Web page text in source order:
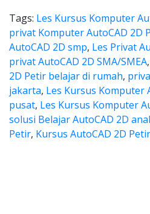
Tags: Les Kursus Komputer
privat Komputer AutoCAD 2D
AutoCAD 2D smp, Les Privat
privat AutoCAD 2D SMA/SMEA,
2D Petir belajar di rumah,
jakarta, Les Kursus Komputer
pusat, Les Kursus Komputer
solusi Belajar AutoCAD 2D
Petir, Kursus AutoCAD 2D